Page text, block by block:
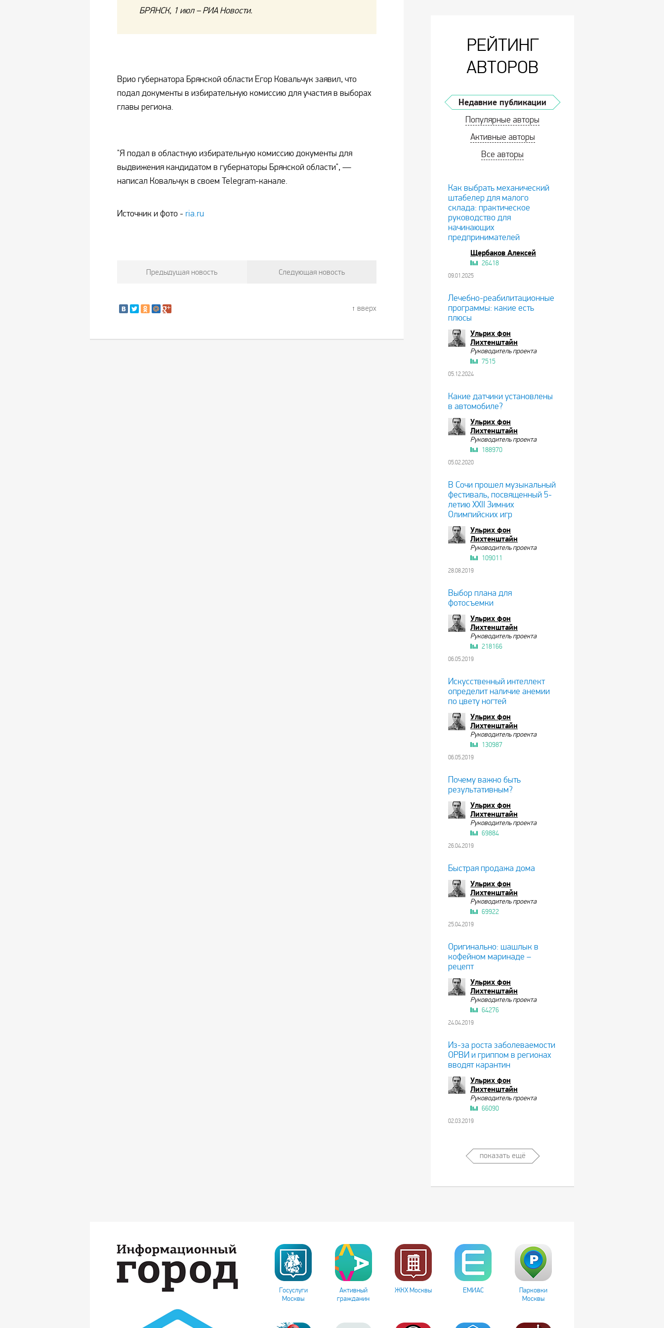
РЕЙТИНГ
АВТОРОВ
Недавние публикации
Популярные авторы
Активные авторы
Все авторы
Как выбрать механический
штабелер для малого
склада: практическое
руководство для
начинающих
предпринимателей
Щербаков Алексей
26418
09.01.2025
Лечебно-реабилитационные
программы: какие есть
плюсы
Ульрих фон
Лихтенштайн
Руководитель проекта
7515
05.12.2024
Какие датчики установлены
в автомобиле?
Ульрих фон
Лихтенштайн
Руководитель проекта
188970
05.02.2020
В Сочи прошел музыкальный
фестиваль, посвященный 5-
летию XXII Зимних
Олимпийских игр
Ульрих фон
Лихтенштайн
Руководитель проекта
109011
28.08.2019
Выбор плана для
фотосъемки
Ульрих фон
Лихтенштайн
Руководитель проекта
218166
06.05.2019
Искусственный интеллект
определит наличие анемии
по цвету ногтей
Ульрих фон
Лихтенштайн
Руководитель проекта
130987
06.05.2019
Почему важно быть
результативным?
Ульрих фон
Лихтенштайн
Руководитель проекта
69884
26.04.2019
Быстрая продажа дома
Ульрих фон
Лихтенштайн
Руководитель проекта
69922
25.04.2019
Оригинально: шашлык в
кофейном маринаде –
рецепт
Ульрих фон
Лихтенштайн
Руководитель проекта
64276
24.04.2019
Из-за роста заболеваемости
ОРВИ и гриппом в регионах
вводят карантин
Ульрих фон
Лихтенштайн
Руководитель проекта
66090
02.03.2019
показать ещё
БРЯНСК, 1 июл – РИА Новости.
Врио губернатора Брянской области Егор Ковальчук заявил, что
подал документы в избирательную комиссию для участия в выборах
главы региона.
"Я подал в областную избирательную комиссию документы для
выдвижения кандидатом в губернаторы Брянской области", —
написал Ковальчук в своем Telegram-канале.
Источник и фото - ria.ru
Предыдущая новость Следующая новость
вверх
Госуслуги
Москвы
Активный
гражданин
ЖКХ Москвы ЕМИАС
Парковки
Москвы